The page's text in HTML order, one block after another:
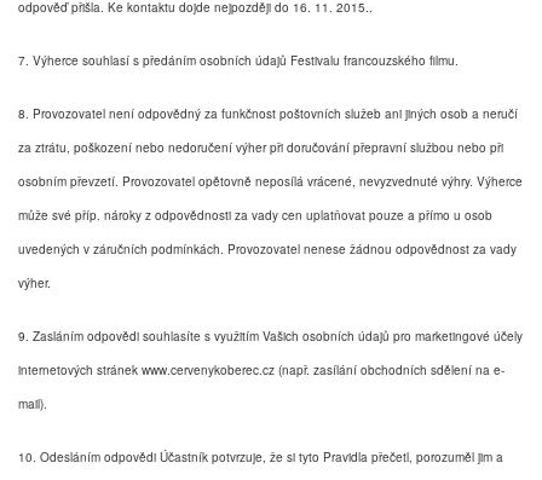
odpověď přišla. Ke kontaktu dojde nejpozději do 16. 11. 2015..
7. Výherce souhlasí s předáním osobních údajů Festivalu francouzského filmu.
8. Provozovatel není odpovědný za funkčnost poštovních služeb ani jiných osob a neručí
za ztrátu, poškození nebo nedoručení výher při doručování přepravní službou nebo při
osobním převzetí. Provozovatel opětovně neposílá vrácené, nevyzvednuté výhry. Výherce
může své příp. nároky z odpovědnosti za vady cen uplatňovat pouze a přímo u osob
uvedených v záručních podmínkách. Provozovatel nenese žádnou odpovědnost za vady
výher.
9. Zasláním odpovědi souhlasíte s využitím Vašich osobních údajů pro marketingové účely
internetových stránek www.cervenykoberec.cz (např. zasílání obchodních sdělení na e-
mail).
10. Odesláním odpovědi Účastník potvrzuje, že si tyto Pravidla přečetl, porozuměl jim a